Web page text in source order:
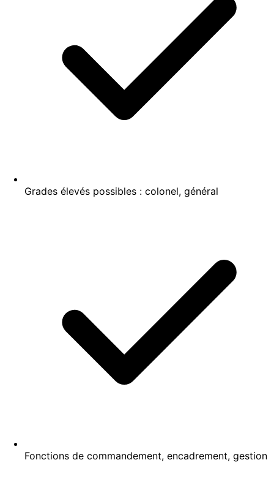
Grades élevés possibles : colonel, général
Fonctions de commandement, encadrement, gestion